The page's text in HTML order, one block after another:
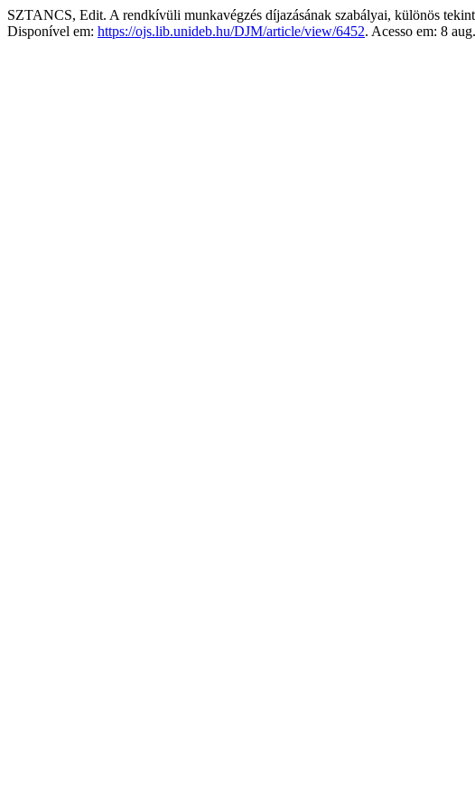
SZTANCS, Edit. A rendkívüli munkavégzés díjazásának szabályai, különös
Disponível em: https://ojs.lib.unideb.hu/DJM/article/view/6452. Acesso em: 8